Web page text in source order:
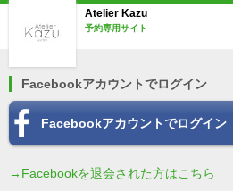
Atelier Kazu
予約専用サイト
Facebookアカウントでログイン
Facebookアカウントでログイン
→Facebookを退会された方はこちら